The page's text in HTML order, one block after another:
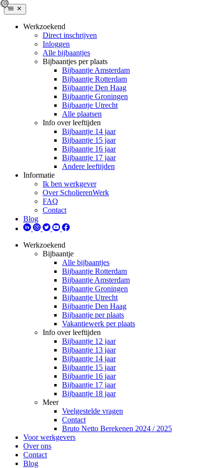
Werkzoekend
Direct inschrijven
Inloggen
Alle bijbaantjes
Bijbaantjes per plaats
Bijbaantje Amsterdam
Bijbaantje Rotterdam
Bijbaantje Den Haag
Bijbaantje Groningen
Bijbaantje Utrecht
Alle plaatsen
Info over leeftijden
Bijbaantje 14 jaar
Bijbaantje 15 jaar
Bijbaantje 16 jaar
Bijbaantje 17 jaar
Andere leeftijden
Informatie
Ik ben werkgever
Over ScholierenWerk
FAQ
Contact
Blog
Werkzoekend
Bijbaantje
Alle bijbaantjes
Bijbaantje Rotterdam
Bijbaantje Amsterdam
Bijbaantje Groningen
Bijbaantje Utrecht
Bijbaantje Den Haag
Bijbaantje per plaats
Vakantiewerk per plaats
Info over leeftijden
Bijbaantje 12 jaar
Bijbaantje 13 jaar
Bijbaantje 14 jaar
Bijbaantje 15 jaar
Bijbaantje 16 jaar
Bijbaantje 17 jaar
Bijbaantje 18 jaar
Meer
Veelgestelde vragen
Contact
Bruto Netto Berekenen 2024 / 2025
Voor werkgevers
Over ons
Contact
Blog